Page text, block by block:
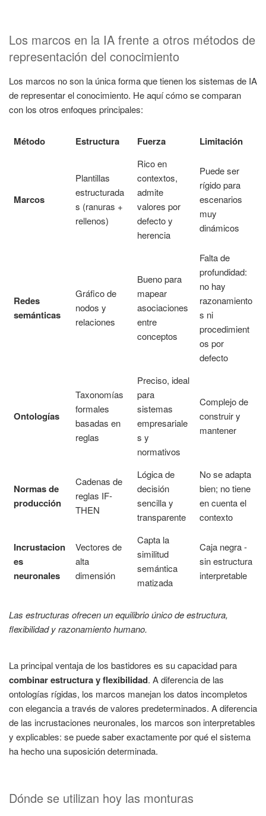
Los marcos en la IA frente a otros métodos de
representación del conocimiento
Los marcos no son la única forma que tienen los sistemas de IA
de representar el conocimiento. He aquí cómo se comparan
con los otros enfoques principales:
Método Estructura Fuerza Limitación
Marcos
Plantillas
estructurada
s (ranuras +
rellenos)
Rico en
contextos,
admite
valores por
defecto y
herencia
Puede ser
rígido para
escenarios
muy
dinámicos
Redes
semánticas
Gráfico de
nodos y
relaciones
Bueno para
mapear
asociaciones
entre
conceptos
Falta de
profundidad:
no hay
razonamiento
s ni
procedimient
os por
defecto
Ontologías
Taxonomías
formales
basadas en
reglas
Preciso, ideal
para
sistemas
empresariale
s y
normativos
Complejo de
construir y
mantener
Normas de
producción
Cadenas de
reglas IF-
THEN
Lógica de
decisión
sencilla y
transparente
No se adapta
bien; no tiene
en cuenta el
contexto
Incrustacion
es
neuronales
Vectores de
alta
dimensión
Capta la
similitud
semántica
matizada
Caja negra -
sin estructura
interpretable
Las estructuras ofrecen un equilibrio único de estructura,
flexibilidad y razonamiento humano.
La principal ventaja de los bastidores es su capacidad para
combinar estructura y flexibilidad. A diferencia de las
ontologías rígidas, los marcos manejan los datos incompletos
con elegancia a través de valores predeterminados. A diferencia
de las incrustaciones neuronales, los marcos son interpretables
y explicables: se puede saber exactamente por qué el sistema
ha hecho una suposición determinada.
Dónde se utilizan hoy las monturas